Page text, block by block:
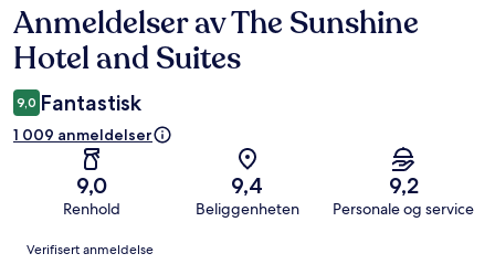
Anmeldelser
Anmeldelser av The Sunshine
Hotel and Suites
9,0 Fantastisk
1 009 anmeldelser
9,0
Renhold
9,4
Beliggenheten
9,2
Personale og service
Anmeldelser
Verifisert anmeldelse